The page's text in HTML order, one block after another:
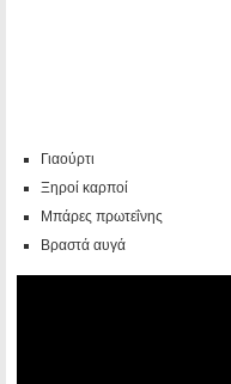
Γιαούρτι
Ξηροί καρποί
Μπάρες πρωτεΐνης
Βραστά αυγά